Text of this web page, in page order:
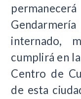
internado,
cumplirá en
Centro de
de esta